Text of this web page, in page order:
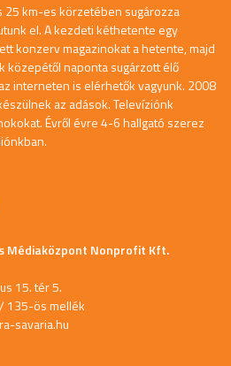
25 km-es körzetében sugározza
el. A kezdeti kéthetente egy
konzerv magazinokat a hetente, majd
közepétől naponta sugárzott élő
interneten is elérhetők vagyunk. 2008
az adások. Televíziónk
Évről évre 4-6 hallgató szerez
Médiaközpont Nonprofit Kft.
15. tér 5.
135-ös mellék
savaria.hu